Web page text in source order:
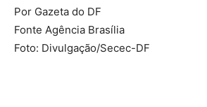
Por Gazeta do DF
Fonte Agência Brasília
Foto: Divulgação/Secec-DF